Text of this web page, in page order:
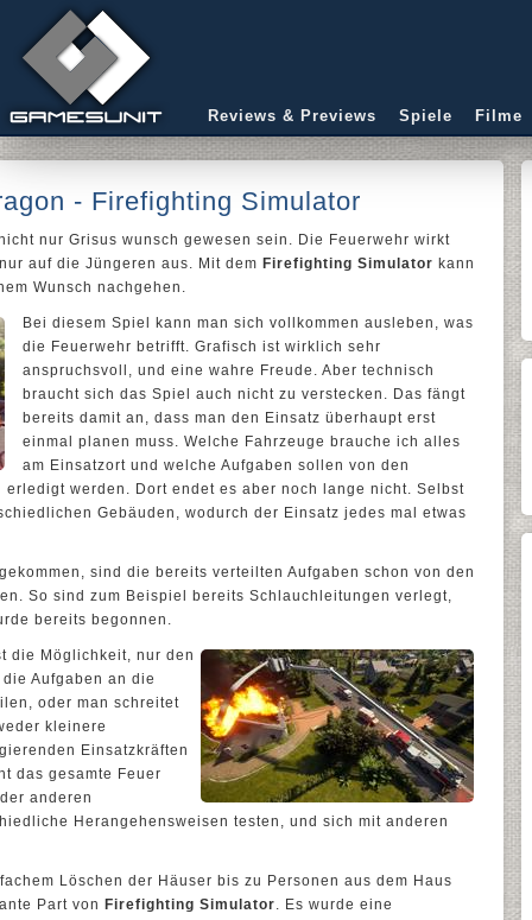
Reviews & Previews Spiele Filme
- Firefighting Simulator
nur Grisus wunsch gewesen sein. Die Feuerwehr wirkt
auf die Jüngeren aus. Mit dem Firefighting Simulator kann
Wunsch nachgehen.
Bei diesem Spiel kann man sich vollkommen ausleben, was
die Feuerwehr betrifft. Grafisch ist wirklich sehr
anspruchsvoll, und eine wahre Freude. Aber technisch
braucht sich das Spiel auch nicht zu verstecken. Das fängt
bereits damit an, dass man den Einsatz überhaupt erst
einmal planen muss. Welche Fahrzeuge brauche ich alles
am Einsatzort und welche Aufgaben sollen von den
werden. Dort endet es aber noch lange nicht. Selbst
Gebäuden, wodurch der Einsatz jedes mal etwas
sind die bereits verteilten Aufgaben schon von den
So sind zum Beispiel bereits Schlauchleitungen verlegt,
bereits begonnen.
die Möglichkeit, nur den
Aufgaben an die
oder man schreitet
kleinere
Einsatzkräften
das gesamte Feuer
anderen
Herangehensweisen testen, und sich mit anderen
Löschen der Häuser bis zu Personen aus dem Haus
Part von Firefighting Simulator. Es wurde eine